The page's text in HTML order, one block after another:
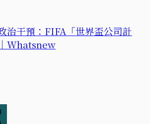
治干預：FIFA「世界盃公司計
Whatsnew